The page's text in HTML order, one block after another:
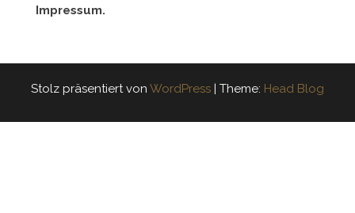
Impressum.
Stolz präsentiert von WordPress | Theme: Head Blog